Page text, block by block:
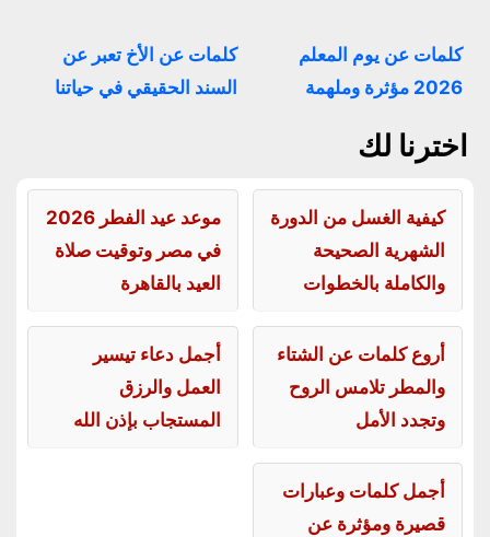
كلمات عن يوم المعلم
2026 مؤثرة وملهمة
كلمات عن الأخ تعبر عن
السند الحقيقي في حياتنا
اخترنا لك
كيفية الغسل من الدورة
الشهرية الصحيحة
والكاملة بالخطوات
موعد عيد الفطر 2026
في مصر وتوقيت صلاة
العيد بالقاهرة
أروع كلمات عن الشتاء
والمطر تلامس الروح
وتجدد الأمل
أجمل دعاء تيسير
العمل والرزق
المستجاب بإذن الله
أجمل كلمات وعبارات
قصيرة ومؤثرة عن